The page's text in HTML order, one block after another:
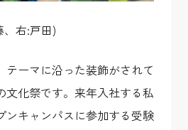
右:戸田)
テーマに沿った装飾がされて
文化祭です。来年入社する私
ンキャンパスに参加する受験